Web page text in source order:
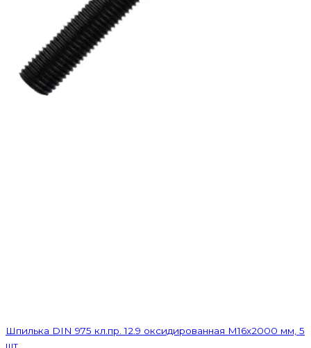
Шпилька DIN 975 кл.пр. 12.9 оксидированная M16х2000 мм, 5
шт.